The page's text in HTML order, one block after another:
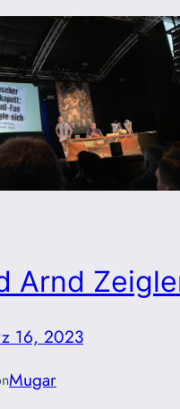
Arnd
16, 2023
Mugar